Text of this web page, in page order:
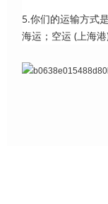
5.你们的运输方式
海运；空运 (上海港